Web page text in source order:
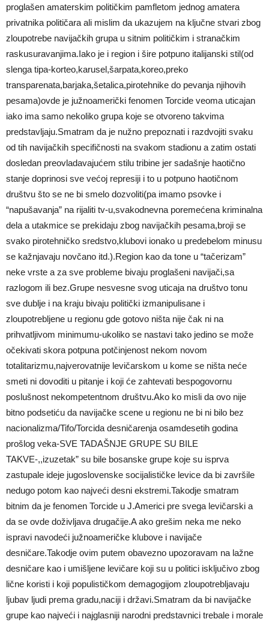
proglašen amaterskim političkim pamfletom jednog amatera
privatnika političara ali mislim da ukazujem na ključne stvari zbog
zloupotrebe navijačkih grupa u sitnim političkim i stranačkim
raskusuravanjima.Iako je i region i šire potpuno italijanski stil(od
slenga tipa-korteo,karusel,šarpata,koreo,preko
transparenata,barjaka,šetalica,pirotehnike do pevanja njihovih
pesama)ovde je južnoamerički fenomen Torcide veoma uticajan
iako ima samo nekoliko grupa koje se otvoreno takvima
predstavljaju.Smatram da je nužno prepoznati i razdvojiti svaku
od tih navijačkih specifičnosti na svakom stadionu a zatim ostati
dosledan preovladavajućem stilu tribine jer sadašnje haotično
stanje doprinosi sve većoj represiji i to u potpuno haotičnom
društvu što se ne bi smelo dozvoliti(pa imamo psovke i
“napušavanja” na rijaliti tv-u,svakodnevna poremećena kriminalna
dela a utakmice se prekidaju zbog navijačkih pesama,broji se
svako pirotehničko sredstvo,klubovi ionako u predebelom minusu
se kažnjavaju novčano itd.).Region kao da tone u “tačerizam”
neke vrste a za sve probleme bivaju proglašeni navijači,sa
razlogom ili bez.Grupe nesvesne svog uticaja na društvo tonu
sve dublje i na kraju bivaju politički izmanipulisane i
zloupotrebljene u regionu gde gotovo ništa nije čak ni na
prihvatljivom minimumu-ukoliko se nastavi tako jedino se može
očekivati skora potpuna potčinjenost nekom novom
totalitarizmu,najverovatnije levičarskom u kome se ništa neće
smeti ni dovoditi u pitanje i koji će zahtevati bespogovornu
poslušnost nekompetentnom društvu.Ako ko misli da ovo nije
bitno podsetiću da navijačke scene u regionu ne bi ni bilo bez
nacionalizma/Tifo/Torcida desničarenja osamdesetih godina
prošlog veka-SVE TADAŠNJE GRUPE SU BILE
TAKVE-,,izuzetak” su bile bosanske grupe koje su isprva
zastupale ideje jugoslovenske socijalističke levice da bi završile
nedugo potom kao najveći desni ekstremi.Takodje smatram
bitnim da je fenomen Torcide u J.Americi pre svega levičarski a
da se ovde doživljava drugačije.A ako grešim neka me neko
ispravi navodeći južnoameričke klubove i navijače
desničare.Takodje ovim putem obavezno upozoravam na lažne
desničare kao i umišljene levičare koji su u politici isključivo zbog
lične koristi i koji populističkom demagogijom zloupotrebljavaju
ljubav ljudi prema gradu,naciji i državi.Smatram da bi navijačke
grupe kao najveći i najglasniji narodni predstavnici trebale i morale